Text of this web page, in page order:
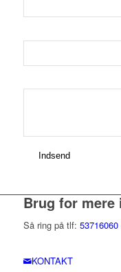
Brug for
Så ring på tlf: 53716060
KONTAKT